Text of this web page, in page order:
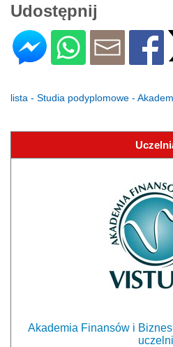
Udostępnij
lista - Studia podyplomowe -
Akademia Finansów i
uczelni